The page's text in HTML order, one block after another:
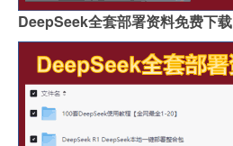
DeepSeek全套部署资料免费下载